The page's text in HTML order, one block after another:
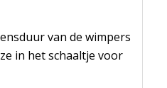
van de wimpers
in het schaaltje voor